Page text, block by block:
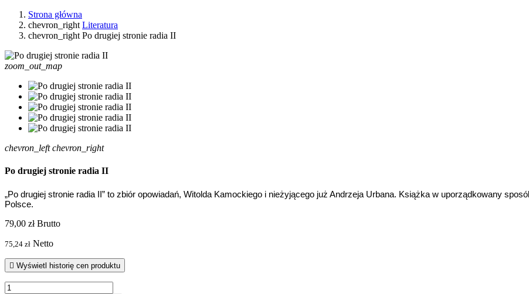
Strona główna
chevron_right Literatura
chevron_right Po drugiej stronie radia II
zoom_out_map
chevron_left chevron_right
Po drugiej stronie radia II
„Po drugiej stronie radia II” to zbiór opowiadań, Witolda Kamockiego i nieżyjącego już Andrzeja Urbana. Książka w uporządkowany
Polsce.
79,00 złBrutto
75,24 zł Netto
 Wyświetl historię cen produktu